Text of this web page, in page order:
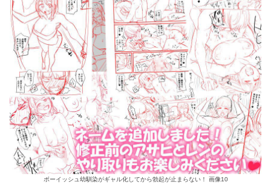
ボーイッシュ幼馴染がギャル化してから勃起が止まらない！ 画像10